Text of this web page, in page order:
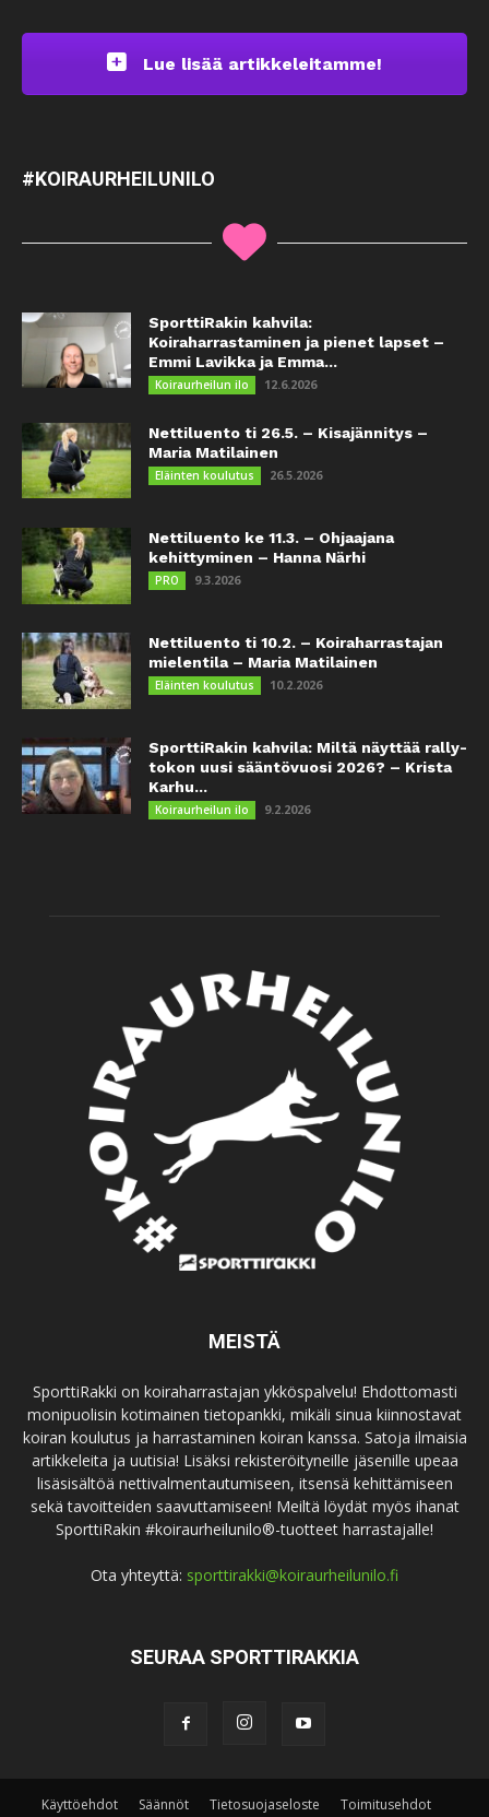
Lue lisää artikkeleitamme!
#KOIRAURHEILUNILO
SporttiRakin kahvila:
Koiraharrastaminen ja pienet lapset –
Emmi Lavikka ja Emma...
Koiraurheilun ilo 12.6.2026
Nettiluento ti 26.5. – Kisajännitys –
Maria Matilainen
Eläinten koulutus 26.5.2026
Nettiluento ke 11.3. – Ohjaajana
kehittyminen – Hanna Närhi
PRO 9.3.2026
Nettiluento ti 10.2. – Koiraharrastajan
mielentila – Maria Matilainen
Eläinten koulutus 10.2.2026
SporttiRakin kahvila: Miltä näyttää rally-
tokon uusi sääntövuosi 2026? – Krista
Karhu...
Koiraurheilun ilo 9.2.2026
MEISTÄ
SporttiRakki on koiraharrastajan ykköspalvelu! Ehdottomasti
monipuolisin kotimainen tietopankki, mikäli sinua kiinnostavat
koiran koulutus ja harrastaminen koiran kanssa. Satoja ilmaisia
artikkeleita ja uutisia! Lisäksi rekisteröityneille jäsenille upeaa
lisäsisältöä nettivalmentautumiseen, itsensä kehittämiseen
sekä tavoitteiden saavuttamiseen! Meiltä löydät myös ihanat
SporttiRakin #koiraurheilunilo®-tuotteet harrastajalle!
Ota yhteyttä: sporttirakki@koiraurheilunilo.fi
SEURAA SPORTTIRAKKIA
Käyttöehdot Säännöt Tietosuojaseloste Toimitusehdot